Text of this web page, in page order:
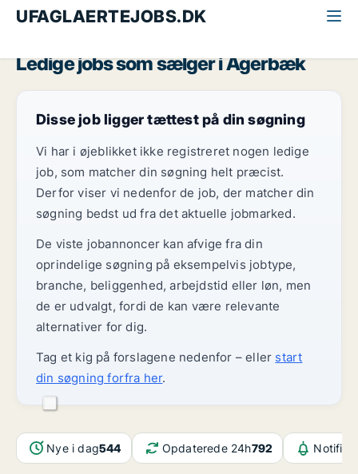
UFAGLAERTEJOBS.DK
Ledige jobs som sælger i Agerbæk
Disse job ligger tættest på din søgning
Vi har i øjeblikket ikke registreret nogen ledige
job, som matcher din søgning helt præcist.
Derfor viser vi nedenfor de job, der matcher din
søgning bedst ud fra det aktuelle jobmarked.
De viste jobannoncer kan afvige fra din
oprindelige søgning på eksempelvis jobtype,
branche, beliggenhed, arbejdstid eller løn, men
de er udvalgt, fordi de kan være relevante
alternativer for dig.
Tag et kig på forslagene nedenfor – eller start
din søgning forfra her.
Nye i dag544 Opdaterede 24h792